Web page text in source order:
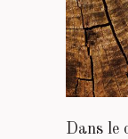
Dans le